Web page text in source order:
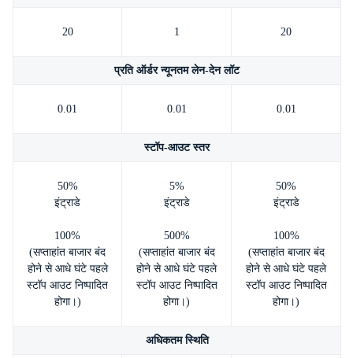
20 1 20
प्रति ऑर्डर न्यूनतम लेन-देन लॉट
0.01 0.01 0.01
स्टॉप-आउट स्तर
50%
इंट्राडे
100%
(सप्ताहांत बाजार बंद
होने से आधे घंटे पहले
स्टॉप आउट निष्पादित
होगा।)
5%
इंट्राडे
500%
(सप्ताहांत बाजार बंद
होने से आधे घंटे पहले
स्टॉप आउट निष्पादित
होगा।)
50%
इंट्राडे
100%
(सप्ताहांत बाजार बंद
होने से आधे घंटे पहले
स्टॉप आउट निष्पादित
होगा।)
अधिकतम स्थिति